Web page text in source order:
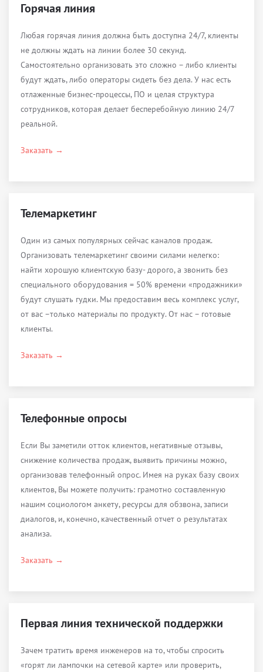
Горячая линия
Любая горячая линия должна быть доступна 24/7, клиенты
не должны ждать на линии более 30 секунд.
Самостоятельно организовать это сложно – либо клиенты
будут ждать, либо операторы сидеть без дела. У нас есть
отлаженные бизнес-процессы, ПО и целая структура
сотрудников, которая делает бесперебойную линию 24/7
реальной.
Заказать →
Телемаркетинг
Один из самых популярных сейчас каналов продаж.
Организовать телемаркетинг своими силами нелегко:
найти хорошую клиентскую базу- дорого, а звонить без
специального оборудования = 50% времени «продажники»
будут слушать гудки. Мы предоставим весь комплекс услуг,
от вас –только материалы по продукту. От нас – готовые
клиенты.
Заказать →
Телефонные опросы
Если Вы заметили отток клиентов, негативные отзывы,
снижение количества продаж, выявить причины можно,
организовав телефонный опрос. Имея на руках базу своих
клиентов, Вы можете получить: грамотно составленную
нашим социологом анкету, ресурсы для обзвона, записи
диалогов, и, конечно, качественный отчет о результатах
анализа.
Заказать →
Первая линия технической поддержки
Зачем тратить время инженеров на то, чтобы спросить
«горят ли лампочки на сетевой карте» или проверить,